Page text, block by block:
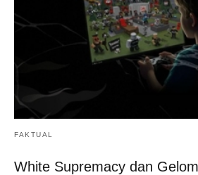
FAKTUAL
White Supremacy dan